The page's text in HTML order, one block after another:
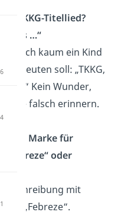
TKKG-Titellied?
…“
kaum ein Kind
bedeuten soll: „TKKG,
spe.“ Kein Wunder,
viele falsch erinnern.
die Marke für
oder
Schreibung mit
E: „Febreze“.